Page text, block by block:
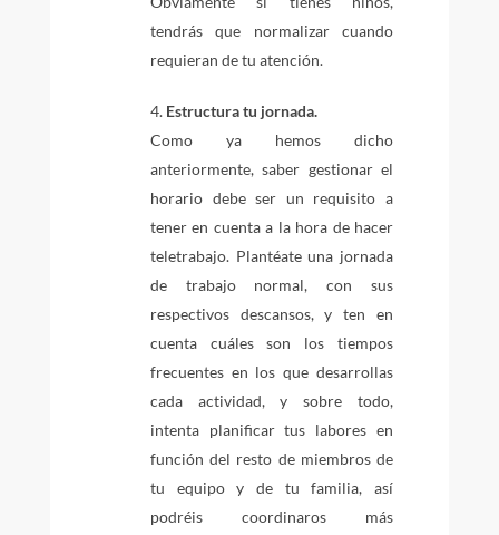
tendrás que normalizar cuando
requieran de tu atención.
Estructura tu jornada.
Como ya hemos dicho
anteriormente, saber gestionar el
horario debe ser un requisito a
tener en cuenta a la hora de hacer
teletrabajo. Plantéate una jornada
de trabajo normal, con sus
respectivos descansos, y ten en
cuenta cuáles son los tiempos
frecuentes en los que desarrollas
cada actividad, y sobre todo,
intenta planificar tus labores en
función del resto de miembros de
tu equipo y de tu familia, así
podréis coordinaros más